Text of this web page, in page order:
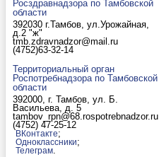
Росздравнадзора по Тамбовской
области
392030 г.Тамбов, ул.Урожайная,
д.2 "ж"
tmb.zdravnadzor@mail.ru
(4752)63-32-14
Территориальный орган
Роспотребнадзора по Тамбовской
области
392000, г. Тамбов, ул. Б.
Васильева, д. 5
tambov_rpn@68.rospotrebnadzor.ru
(4752) 47-25-12
ВКонтакте;
Одноклассники;
Телеграм.